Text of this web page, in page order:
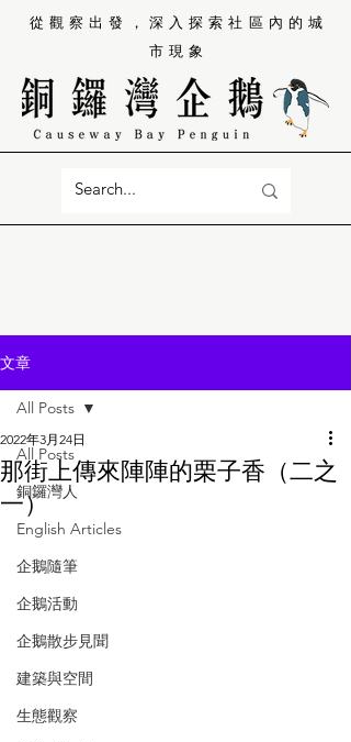
從觀察出發，深入探索社區內的城
市現象
文章
All Posts
銅鑼灣人
English Articles
企鵝隨筆
企鵝活動
企鵝散步見聞
建築與空間
生態觀察
All Posts
那街上傳來陣陣的栗子香（二之
一）
2022年3月24日